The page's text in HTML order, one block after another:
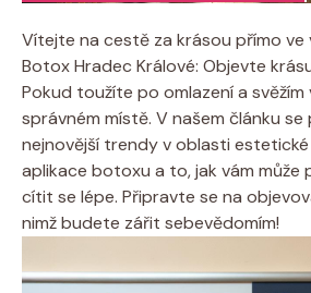
Vítejte na cestě za krásou přímo ve
Botox Hradec Králové: Objevte
Pokud toužíte po omlazení a svěžím
správném místě. V našem článku se
nejnovější trendy v oblasti
aplikace botoxu a to, jak vám může
cítit se lépe. Připravte se na
nimž budete zářit sebevědomím!